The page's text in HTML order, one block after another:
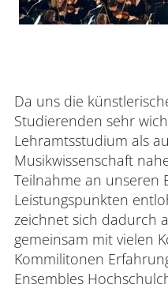
Da uns die
Studierenden sehr
Lehramtsstudium als
Musikwissenschaft
Teilnahme an unseren
Leistungspunkten
zeichnet sich dadurch
gemeinsam mit vielen
Kommilitonen
Ensembles